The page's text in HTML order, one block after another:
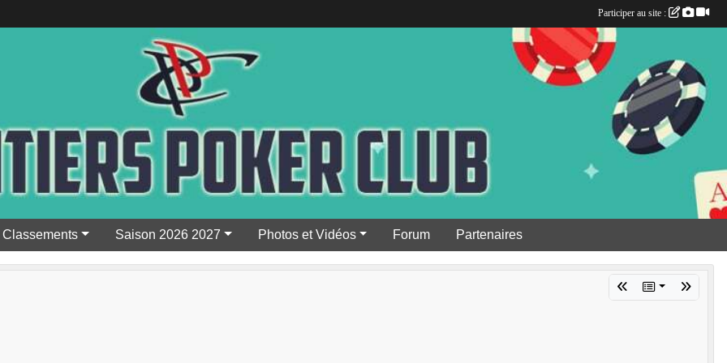
Classements Saison 2026 2027 Photos et Vidéos Forum Partenaires
Participer au site :